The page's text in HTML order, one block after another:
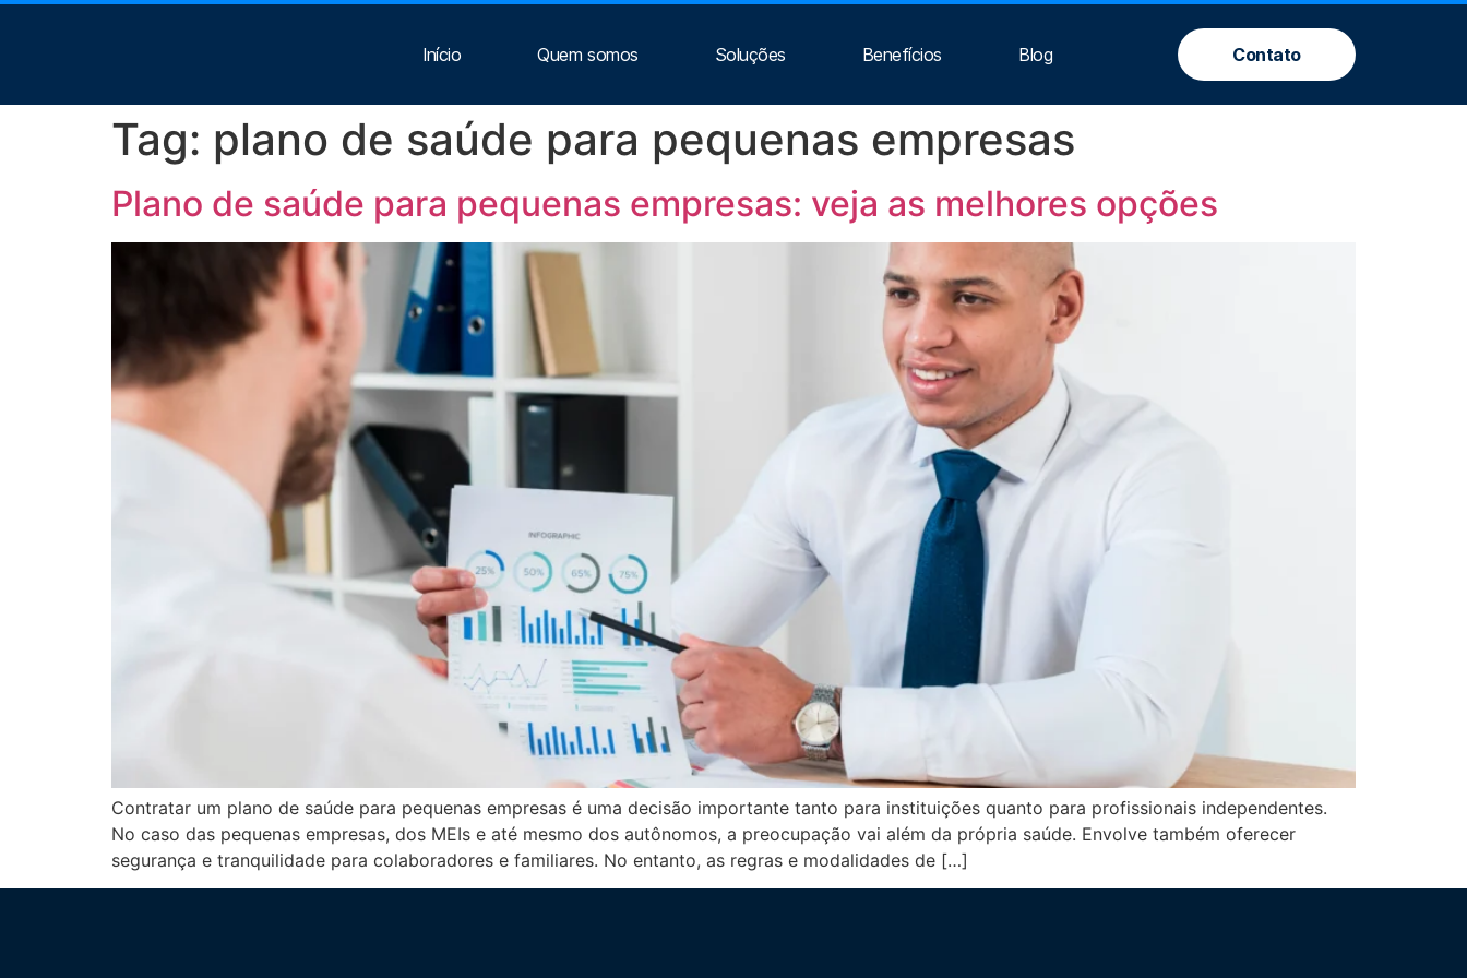
Início Quem somos Soluções Benefícios Blog Contato
Tag: plano de saúde para pequenas empresas
Plano de saúde para pequenas empresas: veja as melhores opções
Contratar um plano de saúde para pequenas empresas é uma decisão importante tanto para instituições quanto para profissionais independentes.
No caso das pequenas empresas, dos MEIs e até mesmo dos autônomos, a preocupação vai além da própria saúde. Envolve também oferecer
segurança e tranquilidade para colaboradores e familiares. No entanto, as regras e modalidades de […]